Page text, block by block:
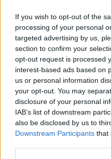
If you wish to opt-out of the
processing of your personal
targeted advertising by us,
section to confirm your
opt-out request is processed
interest-based ads based on
us or personal information
your opt-out. You may
disclosure of your personal
IAB’s list of downstream
also be disclosed by us to
Downstream Participants that
Aug 08.
SZ
32
20
Aug 09.
V
35
17
Aug 10.
H
37
16